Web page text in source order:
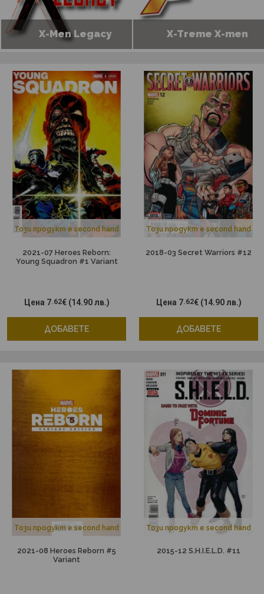
X-Men Legacy X-Treme X-men
Този продукт е second hand
2021-07 Heroes Reborn:
Young Squadron #1 Variant
ДОБАВЕТЕ
Цена 7.62€ (14.90 лв.)
Този продукт е second hand
2018-03 Secret Warriors #12
ДОБАВЕТЕ
Цена 7.62€ (14.90 лв.)
Този продукт е second hand
2021-08 Heroes Reborn #5
Variant
Този продукт е second hand
2015-12 S.H.I.E.L.D. #11